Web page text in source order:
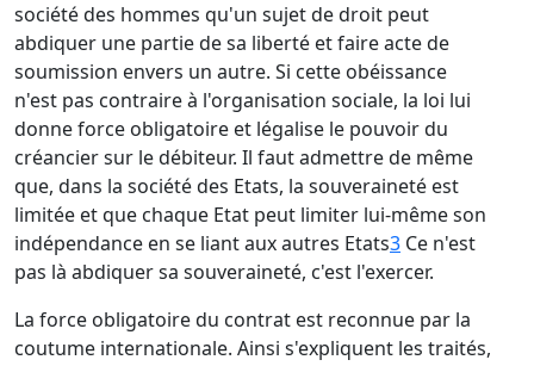
société des hommes qu'un sujet de droit peut
abdiquer une partie de sa liberté et faire acte de
soumission envers un autre. Si cette obéissance
n'est pas contraire à l'organisation sociale, la loi lui
donne force obligatoire et légalise le pouvoir du
créancier sur le débiteur. Il faut admettre de même
que, dans la société des Etats, la souveraineté est
limitée et que chaque Etat peut limiter lui-même son
indépendance en se liant aux autres Etats3 Ce n'est
pas là abdiquer sa souveraineté, c'est l'exercer.
La force obligatoire du contrat est reconnue par la
coutume internationale. Ainsi s'expliquent les traités,